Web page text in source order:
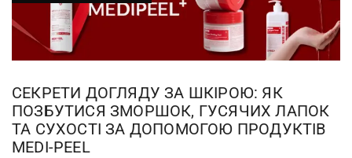
СЕКРЕТИ ДОГЛЯДУ ЗА ШКІРОЮ: ЯК
ПОЗБУТИСЯ ЗМОРШОК, ГУСЯЧИХ ЛАПОК
ТА СУХОСТІ ЗА ДОПОМОГОЮ ПРОДУКТІВ
MEDI-PEEL